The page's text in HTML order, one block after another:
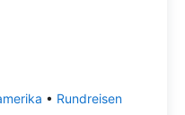
• Rundreisen